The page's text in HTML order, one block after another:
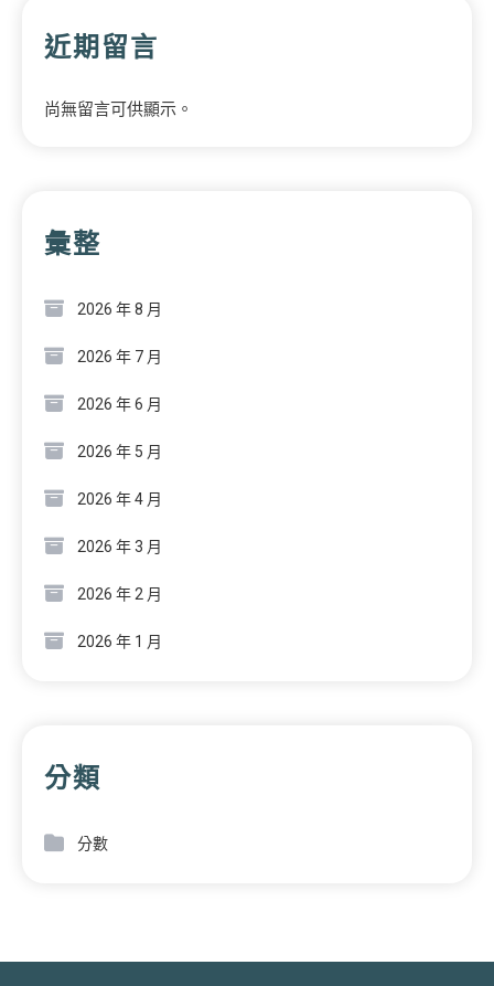
近期留言
尚無留言可供顯示。
彙整
2026 年 8 月
2026 年 7 月
2026 年 6 月
2026 年 5 月
2026 年 4 月
2026 年 3 月
2026 年 2 月
2026 年 1 月
分類
分數